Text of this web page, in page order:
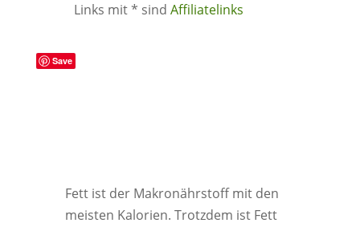
Links mit * sind Affiliatelinks
Save
Fett ist der Makronährstoff mit den
meisten Kalorien. Trotzdem ist Fett